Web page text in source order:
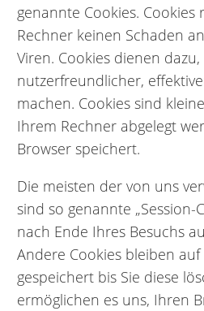
genannte Cookies.
Rechner keinen Schaden
Viren. Cookies dienen
nutzerfreundlicher,
machen. Cookies sind
Ihrem Rechner abgelegt
Browser speichert.
Die meisten der von uns
sind so genannte „Session-
nach Ende Ihres Besuchs
Andere Cookies bleiben
gespeichert bis Sie diese
ermöglichen es uns, Ihren